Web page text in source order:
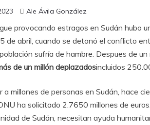
Ale Ávila González
provocando estragos en Sudán hubo
de abril, cuando se detonó el conflicto
sufría de hambre. Despues de
de un millón deplazadosincluidos
a millones de personas en Sudán, hace
ha solicitado 2.7650 millones de
de Sudán, necesitan ayuda